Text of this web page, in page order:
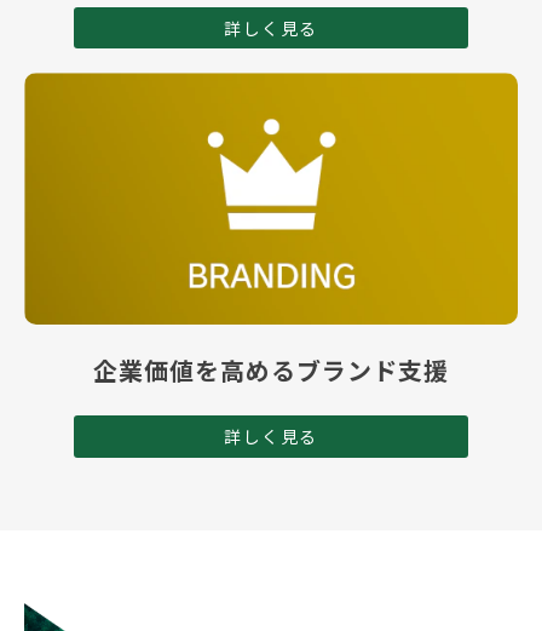
詳しく見る
企業価値を高めるブランド支援
詳しく見る